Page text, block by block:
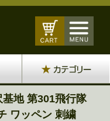
地 第301飛行隊
ワッペン 刺繍